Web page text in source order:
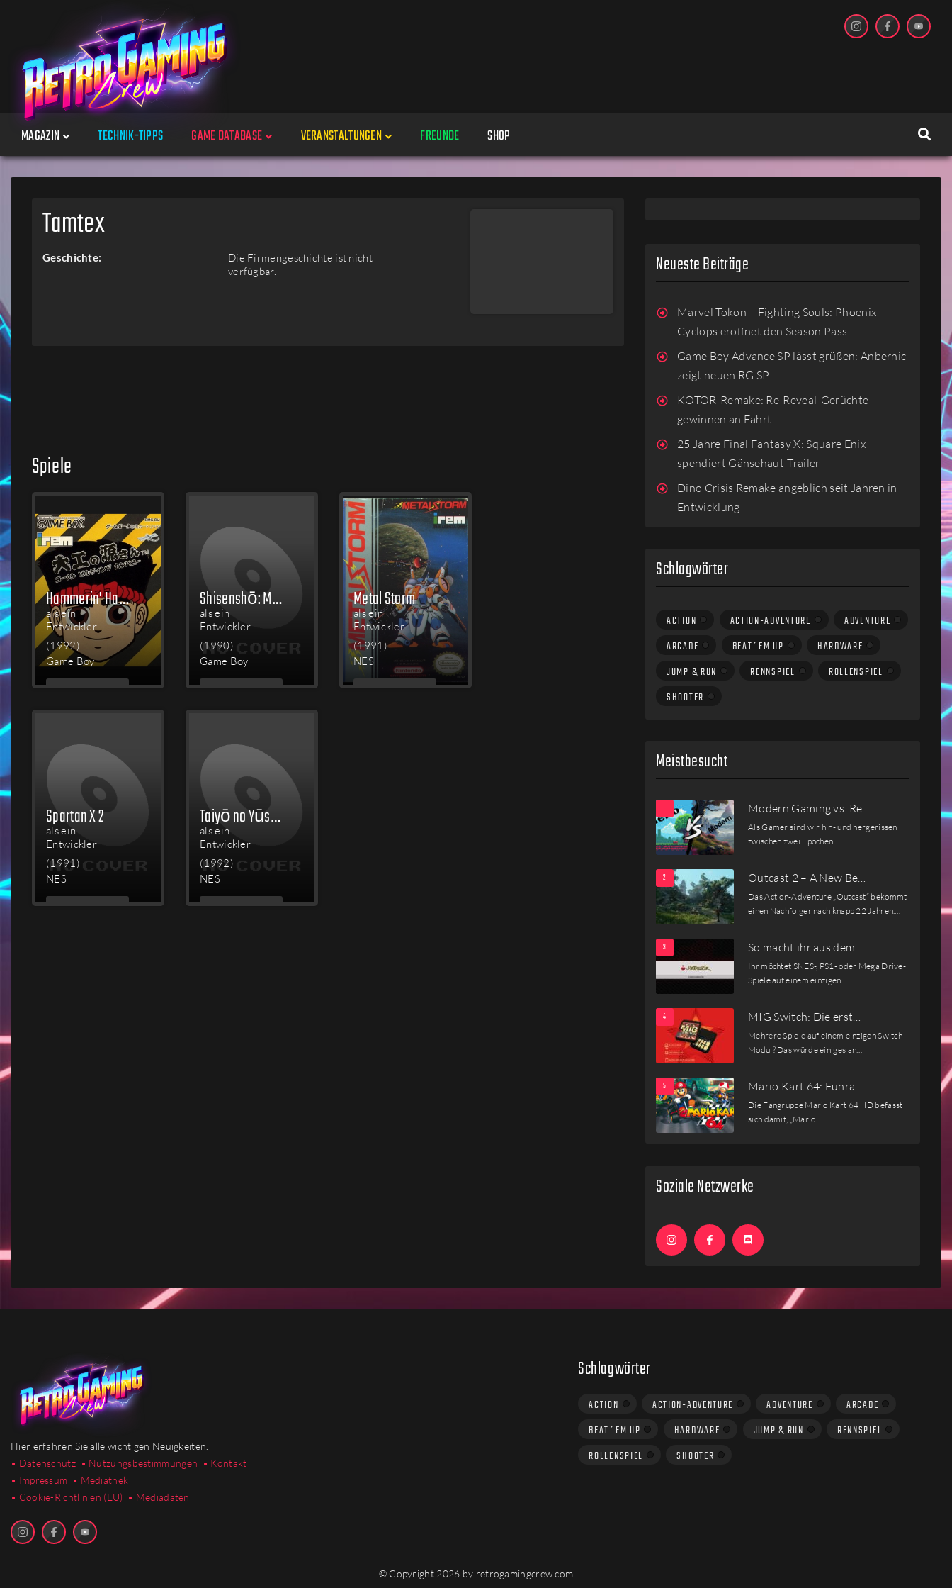
MAGAZIN TECHNIK-TIPPS GAME DATABASE
Spiele
Perspektiven
Plattformen
VERANSTALTUNGEN
Veranstaltungen
FREUNDE SHOP
Tamtex
Geschichte:
Die Firmengeschichte ist nicht
verfügbar.
Spiele
Hammerin' Harry: Ghost Building Company
als ein
Entwickler
(1992)
Game Boy
MEHR
Shisenshō: Match-Mania
als ein
Entwickler
(1990)
Game Boy
MEHR
Metal Storm
als ein
Entwickler
(1991)
NES
MEHR
Spartan X 2
als ein
Entwickler
(1991)
NES
MEHR
Taiyō no Yūsha: Fighbird
als ein
Entwickler
(1992)
NES
MEHR
Neueste Beiträge
Marvel Tokon – Fighting Souls: Phoenix
Cyclops eröffnet den Season Pass
Game Boy Advance SP lässt grüßen: Anbernic
zeigt neuen RG SP
KOTOR-Remake: Re-Reveal-Gerüchte
gewinnen an Fahrt
25 Jahre Final Fantasy X: Square Enix
spendiert Gänsehaut-Trailer
Dino Crisis Remake angeblich seit Jahren in
Entwicklung
Schlagwörter
ACTION ACTION-ADVENTURE
ADVENTURE
ARCADE
BEAT´EM UP
HARDWARE
JUMP & RUN
RENNSPIEL
ROLLENSPIEL
SHOOTER
Meistbesucht
Modern Gaming vs. Re…
Als Gamer sind wir hin- und hergerissen
zwischen zwei Epochen…
Outcast 2 – A New Be…
Das Action-Adventure „Outcast“ bekommt
einen Nachfolger nach knapp 22 Jahren.…
So macht ihr aus dem…
Ihr möchtet SNES-, PS1- oder Mega Drive-
Spiele auf einem einzigen…
MIG Switch: Die erst…
Mehrere Spiele auf einem einzigen Switch-
Modul? Das würde einiges an…
Mario Kart 64: Funra…
Die Fangruppe Mario Kart 64 HD befasst
sich damit, „Mario…
Soziale Netzwerke
Hier erfahren Sie alle wichtigen Neuigkeiten.
• Datenschutz • Nutzungsbestimmungen • Kontakt
• Impressum • Mediathek
• Cookie-Richtlinien (EU) • Mediadaten
Schlagwörter
ACTION ACTION-ADVENTURE ADVENTURE
ARCADE
BEAT´EM UP
HARDWARE JUMP & RUN
RENNSPIEL
ROLLENSPIEL
SHOOTER
© Copyright 2026 by retrogamingcrew.com